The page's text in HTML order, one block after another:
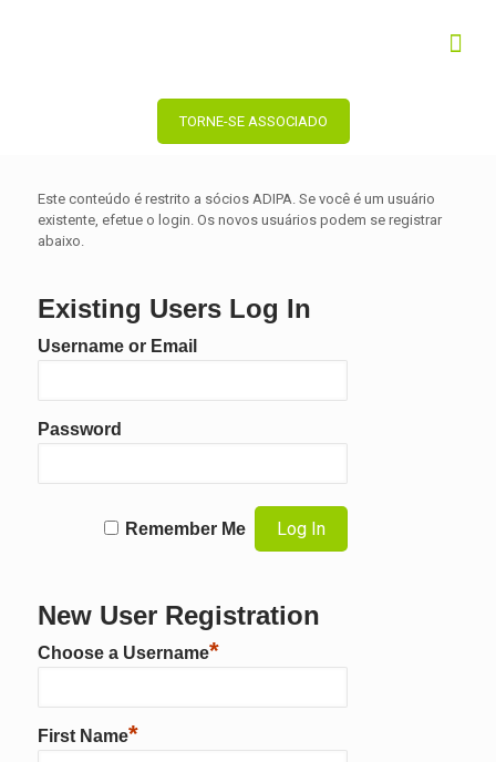
TORNE-SE ASSOCIADO
Este conteúdo é restrito a sócios ADIPA. Se você é um usuário
existente, efetue o login. Os novos usuários podem se registrar
abaixo.
Existing Users Log In
Username or Email
Password
Remember Me
New User Registration
Choose a Username*
First Name*